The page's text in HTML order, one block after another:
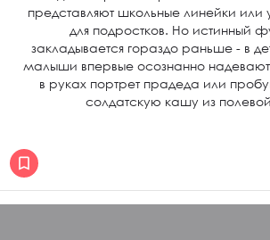
представляют школьные линейки
для подростков. Но истинный
закладывается гораздо раньше - в
малыши впервые осознанно
в руках портрет прадеда или
солдатскую кашу из